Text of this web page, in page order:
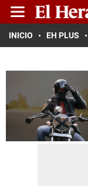
INICIO EH PLUS